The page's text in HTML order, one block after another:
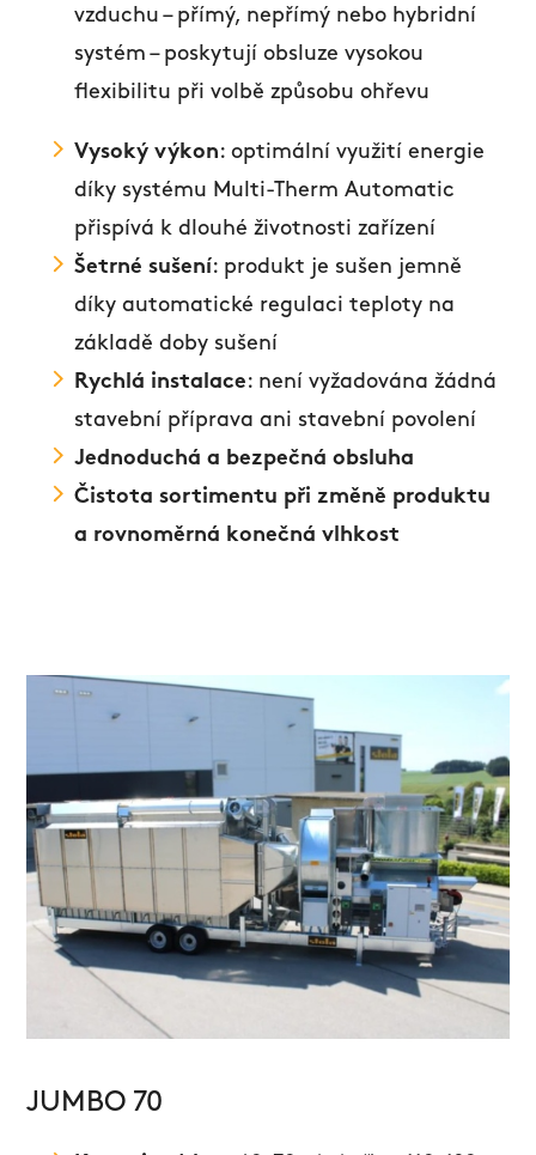
vzduchu – přímý, nepřímý nebo hybridní
systém – poskytují obsluze vysokou
flexibilitu při volbě způsobu ohřevu
Vysoký výkon: optimální využití energie
díky systému Multi-Therm Automatic
přispívá k dlouhé životnosti zařízení
Šetrné sušení: produkt je sušen jemně
díky automatické regulaci teploty na
základě doby sušení
Rychlá instalace: není vyžadována žádná
stavební příprava ani stavební povolení
Jednoduchá a bezpečná obsluha
Čistota sortimentu při změně produktu
a rovnoměrná konečná vlhkost
JUMBO 70